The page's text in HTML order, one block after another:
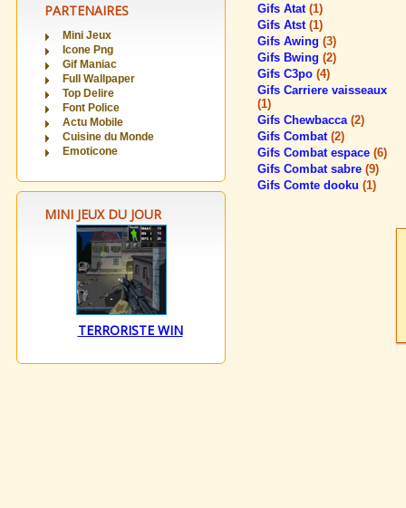
PARTENAIRES
Mini Jeux
Icone Png
Gif Maniac
Full Wallpaper
Top Delire
Font Police
Actu Mobile
Cuisine du Monde
Emoticone
MINI JEUX DU JOUR
TERRORISTE WIN
Gifs Atat (1)
Gifs Atst (1)
Gifs Awing (3)
Gifs Bwing (2)
Gifs C3po (4)
Gifs Carriere vaisseaux
(1)
Gifs Chewbacca (2)
Gifs Combat (2)
Gifs Combat espace (6)
Gifs Combat sabre (9)
Gifs Comte dooku (1)